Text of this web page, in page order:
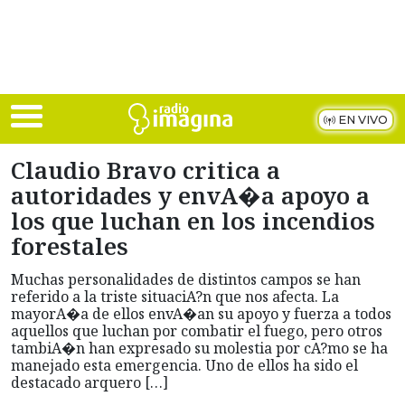
EN VIVO
Claudio Bravo critica a
autoridades y envA�a apoyo a
los que luchan en los incendios
forestales
Muchas personalidades de distintos campos se han
referido a la triste situaciA?n que nos afecta. La
mayorA�a de ellos envA�an su apoyo y fuerza a todos
aquellos que luchan por combatir el fuego, pero otros
tambiA�n han expresado su molestia por cA?mo se ha
manejado esta emergencia. Uno de ellos ha sido el
destacado arquero […]